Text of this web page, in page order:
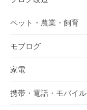
ペット・農業・飼育
モブログ
家電
携帯・電話・モバイル